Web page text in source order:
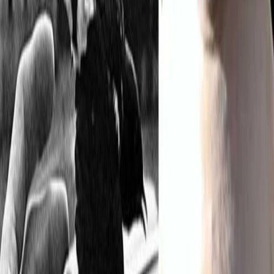
23/06/2026
Considera l’armadillo di martedì 23/06/2026
22/06/2026
Considera l’armadillo di lunedì 22/06/2026
Carica altro
Segui Radio Popolare